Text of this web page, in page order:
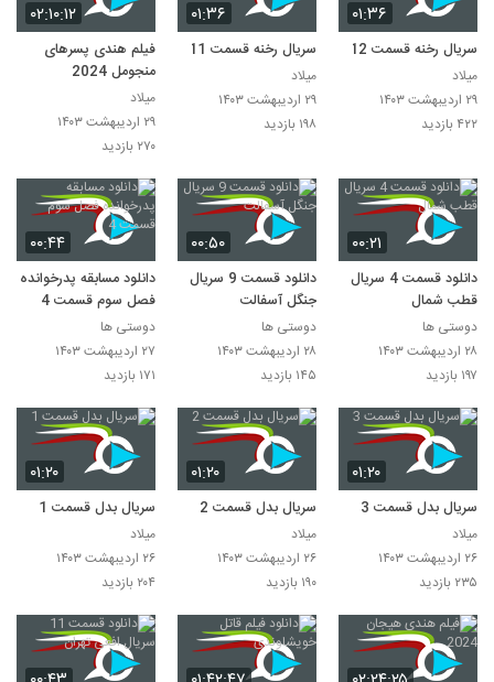
۰۱:۳۶
سریال رخنه قسمت 12
میلاد
۲۹ اردیبهشت ۱۴۰۳
۴۲۲ بازدید
۰۱:۳۶
سریال رخنه قسمت 11
میلاد
۲۹ اردیبهشت ۱۴۰۳
۱۹۸ بازدید
۰۲:۱۰:۱۲
فیلم هندی پسرهای
منجومل 2024
میلاد
۲۹ اردیبهشت ۱۴۰۳
۲۷۰ بازدید
۰۰:۲۱
دانلود قسمت 4 سریال
قطب شمال
دوستی ها
۲۸ اردیبهشت ۱۴۰۳
۱۹۷ بازدید
۰۰:۵۰
دانلود قسمت 9 سریال
جنگل آسفالت
دوستی ها
۲۸ اردیبهشت ۱۴۰۳
۱۴۵ بازدید
۰۰:۴۴
دانلود مسابقه پدرخوانده
فصل سوم قسمت 4
دوستی ها
۲۷ اردیبهشت ۱۴۰۳
۱۷۱ بازدید
۰۱:۲۰
سریال بدل قسمت 3
میلاد
۲۶ اردیبهشت ۱۴۰۳
۲۳۵ بازدید
۰۱:۲۰
سریال بدل قسمت 2
میلاد
۲۶ اردیبهشت ۱۴۰۳
۱۹۰ بازدید
۰۱:۲۰
سریال بدل قسمت 1
میلاد
۲۶ اردیبهشت ۱۴۰۳
۲۰۴ بازدید